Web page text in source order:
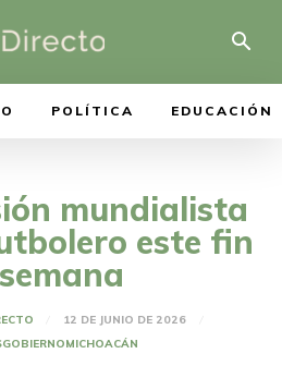
POLÍTICA EDUCACIÓN
mundialista
este fin
12 DE JUNIO DE 2026
GOBIERNOMICHOACÁN